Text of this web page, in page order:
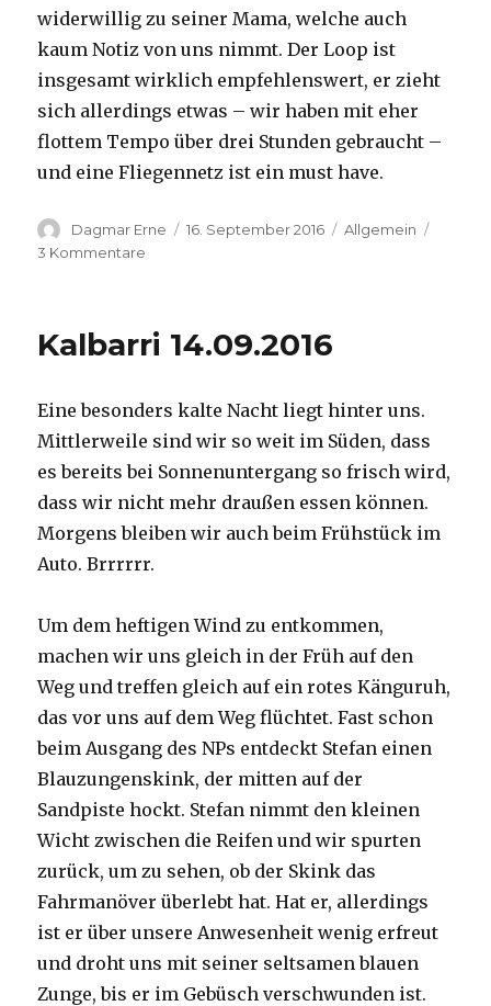
widerwillig zu seiner Mama, welche auch
kaum Notiz von uns nimmt. Der Loop ist
insgesamt wirklich empfehlenswert, er zieht
sich allerdings etwas – wir haben mit eher
flottem Tempo über drei Stunden gebraucht –
und eine Fliegennetz ist ein must have.
Autor
Dagmar Erne
Veröffentlicht
16. September 2016 Kategorien
Allgemein
3 Kommentare
Kalbarri 14.09.2016
Eine besonders kalte Nacht liegt hinter uns.
Mittlerweile sind wir so weit im Süden, dass
es bereits bei Sonnenuntergang so frisch wird,
dass wir nicht mehr draußen essen können.
Morgens bleiben wir auch beim Frühstück im
Auto. Brrrrrr.
Um dem heftigen Wind zu entkommen,
machen wir uns gleich in der Früh auf den
Weg und treffen gleich auf ein rotes Känguruh,
das vor uns auf dem Weg flüchtet. Fast schon
beim Ausgang des NPs entdeckt Stefan einen
Blauzungenskink, der mitten auf der
Sandpiste hockt. Stefan nimmt den kleinen
Wicht zwischen die Reifen und wir spurten
zurück, um zu sehen, ob der Skink das
Fahrmanöver überlebt hat. Hat er, allerdings
ist er über unsere Anwesenheit wenig erfreut
und droht uns mit seiner seltsamen blauen
Zunge, bis er im Gebüsch verschwunden ist.